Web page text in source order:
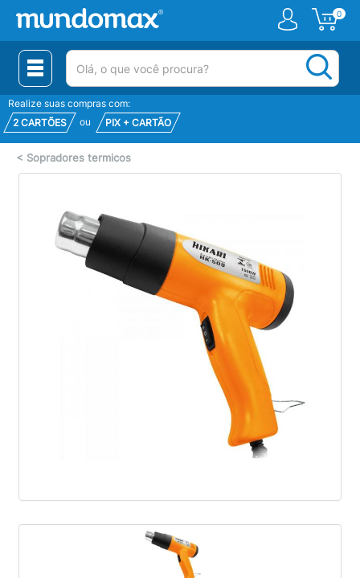
0
(pesquisar)
Realize suas compras com:
2 CARTÕES
ou PIX + CARTÃO
< Sopradores termicos